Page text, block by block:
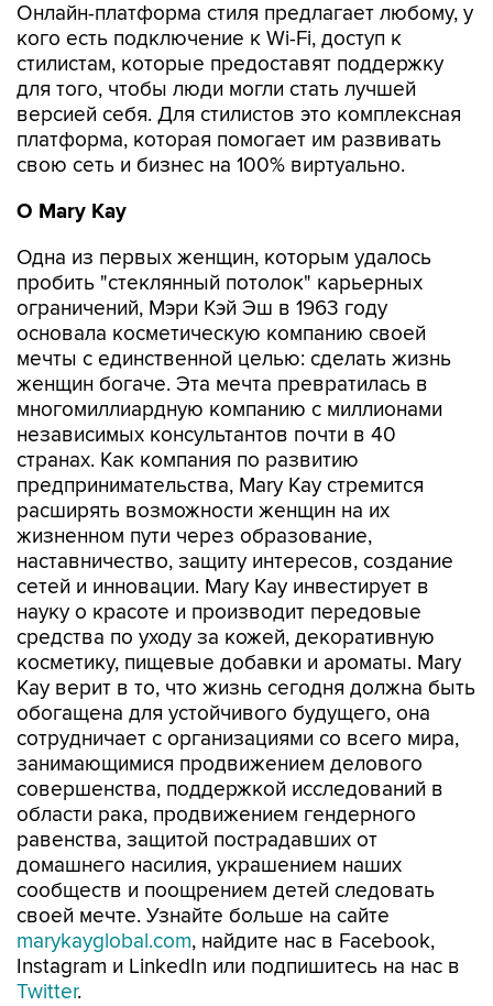
Онлайн-платформа стиля предлагает любому, у
кого есть подключение к Wi-Fi, доступ к
стилистам, которые предоставят поддержку
для того, чтобы люди могли стать лучшей
версией себя. Для стилистов это комплексная
платформа, которая помогает им развивать
свою сеть и бизнес на 100% виртуально.
О Mary Kay
Одна из первых женщин, которым удалось
пробить "стеклянный потолок" карьерных
ограничений, Мэри Кэй Эш в 1963 году
основала косметическую компанию своей
мечты с единственной целью: сделать жизнь
женщин богаче. Эта мечта превратилась в
многомиллиардную компанию с миллионами
независимых консультантов почти в 40
странах. Как компания по развитию
предпринимательства, Mary Kay стремится
расширять возможности женщин на их
жизненном пути через образование,
наставничество, защиту интересов, создание
сетей и инновации. Mary Kay инвестирует в
науку о красоте и производит передовые
средства по уходу за кожей, декоративную
косметику, пищевые добавки и ароматы. Mary
Kay верит в то, что жизнь сегодня должна быть
обогащена для устойчивого будущего, она
сотрудничает с организациями со всего мира,
занимающимися продвижением делового
совершенства, поддержкой исследований в
области рака, продвижением гендерного
равенства, защитой пострадавших от
домашнего насилия, украшением наших
сообществ и поощрением детей следовать
своей мечте. Узнайте больше на сайте
marykayglobal.com, найдите нас в Facebook,
Instagram и LinkedIn или подпишитесь на нас в
Twitter.